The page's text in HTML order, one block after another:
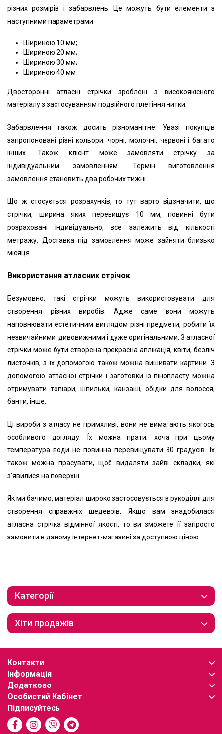
різних розмірів і забарвлень. Це можуть бути елементи з
наступними параметрами:
Шириною 10 мм;
Шириною 20 мм;
Шириною 30 мм;
Шириною 40 мм
Двосторонні атласні стрічки зроблені з високоякісного
матеріалу з застосуванням подвійного плетіння нитки.
Забарвлення також досить різноманітне. Увазі покупців
запропоновані різні кольори: чорні, молочні, червоні і багато
інших. Також клієнт може замовляти стрічку за
індивідуальним замовленням. Термін виготовлення
замовлення становить два робочих тижні.
Що ж стосується розрахунків, то тут варто відзначити, що
стрічки, ширина яких перевищує 10 мм, повинні бути
розраховані індивідуально, все залежить від кількості
метражу. Доставка під замовлення може зайняти близько
місяця.
Використання атласних стрічок
Безумовно, такі стрічки можуть використовувати для
створення різних виробів. Адже саме вони можуть
наповнювати естетичним виглядом різні предмети, робити їх
незвичайними, дивовижними і дуже оригінальними. З атласної
стрічки може бути створена прекрасна аплікація, квіти, безліч
листочків, з їх допомогою також можна вишивати картини. З
допомогою атласної стрічки і заготовки із пінопласту можна
отримувати топіари, шпильки, канзаші, обідки для волосся,
банти, інше.
Ці вироби з атласу не примхливі, вони не вимагають якогось
особливого догляду. Їх можна прати, хоча при цьому
температура води не повинна перевищувати 30 градусів. Їх
також можна прасувати, щоб видаляти зайві складки, які
з'явилися на поверхні.
Як ми бачимо, матеріал широко застосовується в рукоділлі для
створення справжніх шедеврів. Якщо вам знадобилася
атласна стрічка відмінної якості, то ви зможете її запросто
замовити в даному інтернет-магазині за доступною ціною.
Категорії
Хіти продажів
Контакти
Інформація
Додатково
Особистий Кабінет
Підписуйтесь